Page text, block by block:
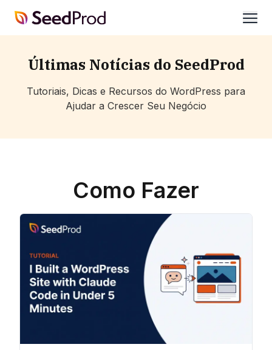
SeedProd
Últimas Notícias do SeedProd
Tutoriais, Dicas e Recursos do WordPress para
Ajudar a Crescer Seu Negócio
Como Fazer